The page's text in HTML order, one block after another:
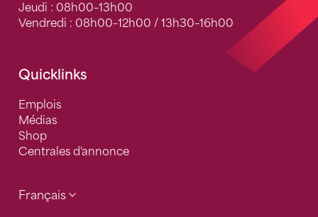
Jeudi : 08h00–13h00
Vendredi : 08h00–12h00 / 13h30–16h00
Quicklinks
Emplois
Médias
Shop
Centrales d'annonce
Français